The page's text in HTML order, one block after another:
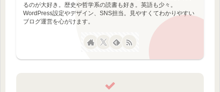
るのが大好き。歴史や哲学系の読書も好き。英語も少々。
WordPress設定やデザイン、SNS担当。見やすくてわかりやすい
ブログ運営を心がけます。